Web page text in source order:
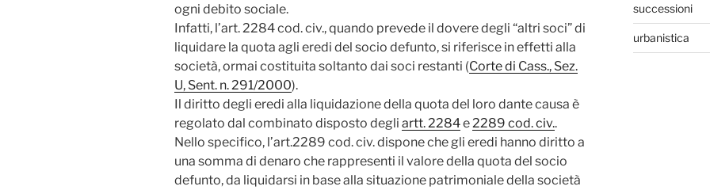
ogni debito sociale.
Infatti, l’art. 2284 cod. civ., quando prevede il dovere degli “altri soci” di
liquidare la quota agli eredi del socio defunto, si riferisce in effetti alla
società, ormai costituita soltanto dai soci restanti (Corte di Cass., Sez.
U, Sent. n. 291/2000).
Il diritto degli eredi alla liquidazione della quota del loro dante causa è
regolato dal combinato disposto degli artt. 2284e 2289 cod. civ..
Nello specifico, l’art.2289 cod. civ. dispone che gli eredi hanno diritto a
una somma di denaro che rappresenti il valore della quota del socio
defunto, da liquidarsi in base alla situazione patrimoniale della società
successioni
urbanistica